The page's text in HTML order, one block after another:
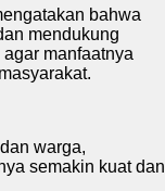
bahwa
mendukung
manfaatnya
warga,
semakin kuat dan